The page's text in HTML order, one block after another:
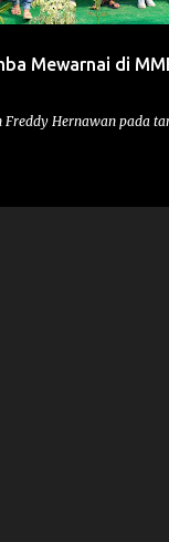
Mewarnai di
Freddy Hernawan pada